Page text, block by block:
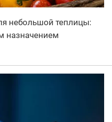
небольшой теплицы:
назначением